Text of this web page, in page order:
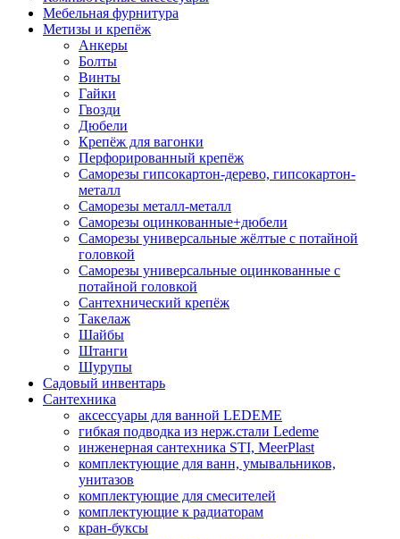
Мебельная фурнитура
Метизы и крепёж
Анкеры
Болты
Винты
Гайки
Гвозди
Дюбели
Крепёж для вагонки
Перфорированный крепёж
Саморезы гипсокартон-дерево, гипсокартон-
металл
Саморезы металл-металл
Саморезы оцинкованные+дюбели
Саморезы универсальные жёлтые с потайной
головкой
Саморезы универсальные оцинкованные с
потайной головкой
Сантехнический крепёж
Такелаж
Шайбы
Штанги
Шурупы
Садовый инвентарь
Сантехника
аксессуары для ванной LEDEME
гибкая подводка из нерж.стали Ledeme
инженерная сантехника STI, MeerPlast
комплектующие для ванн, умывальников,
унитазов
комплектующие для смесителей
комплектующие к радиаторам
кран-буксы